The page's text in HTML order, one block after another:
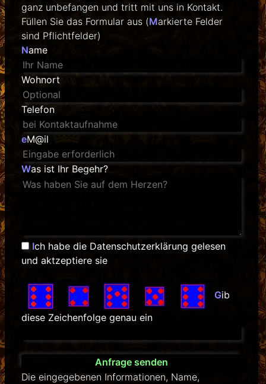
ganz unbefangen und tritt mit uns in Kontakt.
Füllen Sie das Formular aus (Markierte Felder
sind Pflichtfelder)
Name
Wohnort
Telefon
eM@il
Was ist Ihr Begehr?
Ich habe die Datenschutzerklärung gelesen
und aktzeptiere sie
Gib
diese Zeichenfolge genau ein
Die eingegebenen Informationen, Name,